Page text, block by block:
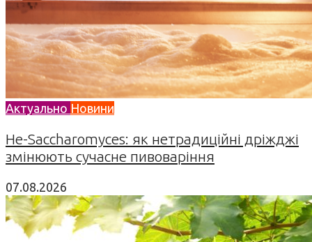
Актуально Новини
Не-Saccharomyces: як нетрадиційні дріжджі
змінюють сучасне пивоваріння
07.08.2026